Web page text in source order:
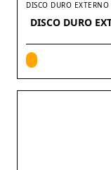
DISCO DURO EXTERNO
DISCO DURO